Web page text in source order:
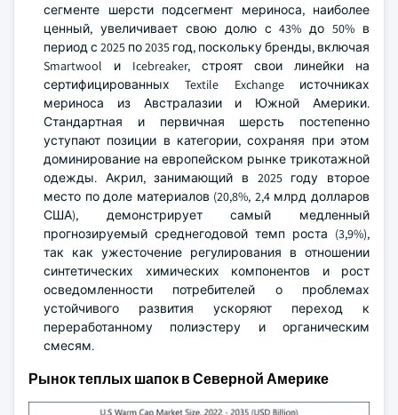
сегменте шерсти подсегмент мериноса, наиболее
ценный, увеличивает свою долю с 43% до 50% в
период с 2025 по 2035 год, поскольку бренды, включая
Smartwool и Icebreaker, строят свои линейки на
сертифицированных Textile Exchange источниках
мериноса из Австралазии и Южной Америки.
Стандартная и первичная шерсть постепенно
уступают позиции в категории, сохраняя при этом
доминирование на европейском рынке трикотажной
одежды. Акрил, занимающий в 2025 году второе
место по доле материалов (20,8%, 2,4 млрд долларов
США), демонстрирует самый медленный
прогнозируемый среднегодовой темп роста (3,9%),
так как ужесточение регулирования в отношении
синтетических химических компонентов и рост
осведомленности потребителей о проблемах
устойчивого развития ускоряют переход к
переработанному полиэстеру и органическим
смесям.
Рынок теплых шапок в Северной Америке